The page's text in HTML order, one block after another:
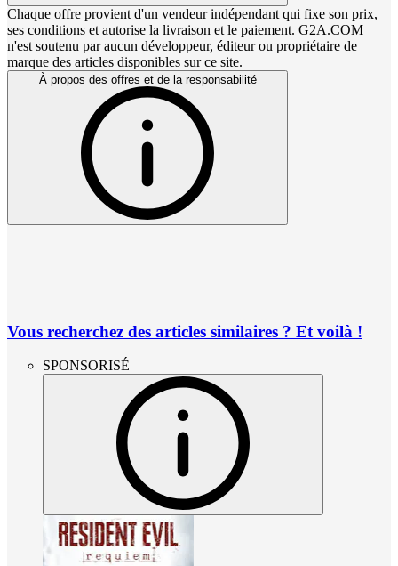
Chaque offre provient d'un vendeur indépendant qui fixe son prix,
ses conditions et autorise la livraison et le paiement. G2A.COM
n'est soutenu par aucun développeur, éditeur ou propriétaire de
marque des articles disponibles sur ce site.
À propos des offres et de la responsabilité
Vous recherchez des articles similaires ? Et voilà !
SPONSORISÉ